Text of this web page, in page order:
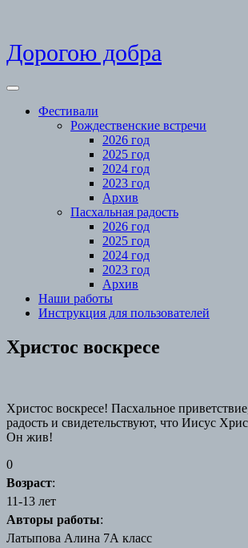
Skip
to
Дорогою добра
Open
Фестивали
Рождественские встречи
2026 год
2025 год
2024 год
2023 год
Архив
Пасхальная радость
2026 год
2025 год
2024 год
2023 год
Архив
Наши работы
Инструкция для пользователей
Close
Menu
Христос воскресе
Христос воскресе! Пасхальное
радость и свидетельствуют, что Иисус
Он жив!
0
Возраст:
11-13 лет
Авторы работы:
Латыпова Алина 7А класс